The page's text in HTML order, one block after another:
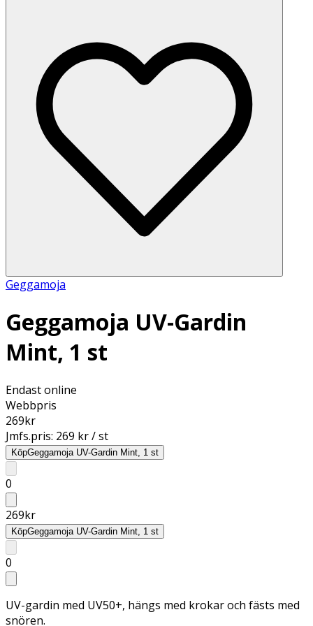
Geggamoja
Geggamoja UV-Gardin
Mint, 1 st
Endast online
Webbpris
269kr
Jmfs.pris: 269 kr / st
KöpGeggamoja UV-Gardin Mint, 1 st
0
269kr
KöpGeggamoja UV-Gardin Mint, 1 st
0
UV-gardin med UV50+, hängs med krokar och fästs med
snören.